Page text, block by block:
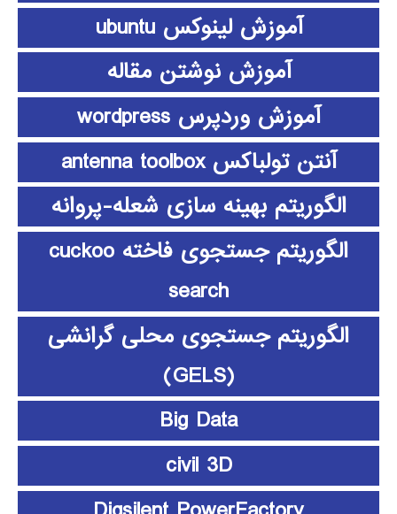
آموزش لینوکس ubuntu
آموزش نوشتن مقاله
آموزش وردپرس wordpress
آنتن تولباکس antenna toolbox
الگوریتم بهینه سازی شعله-پروانه
الگوریتم جستجوی فاخته cuckoo
search
الگوریتم جستجوی محلی گرانشی
(GELS)
Big Data
civil 3D